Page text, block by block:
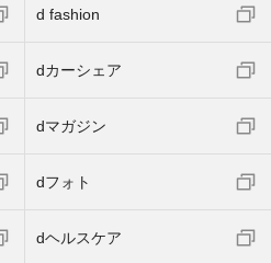
d fashion
dカーシェア
dマガジン
dフォト
dヘルスケア